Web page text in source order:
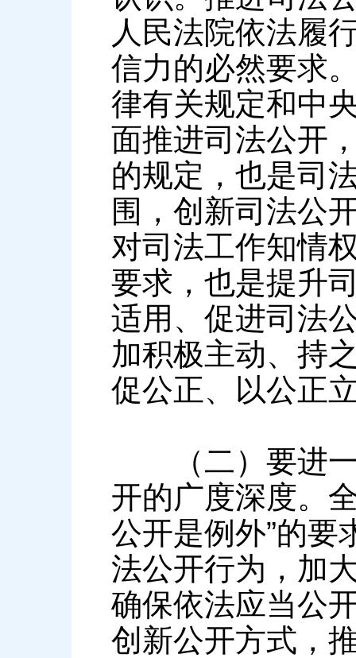
人民法院依法履
信力的必然要求
律有关规定和中
面推进司法公开
的规定，也是司
围，创新司法公
对司法工作知情
要求，也是提升
适用、促进司法
加积极主动、持
促公正、以公正
（二）要进一
开的广度深度。
公开是例外”的要
法公开行为，加
确保依法应当公
创新公开方式，